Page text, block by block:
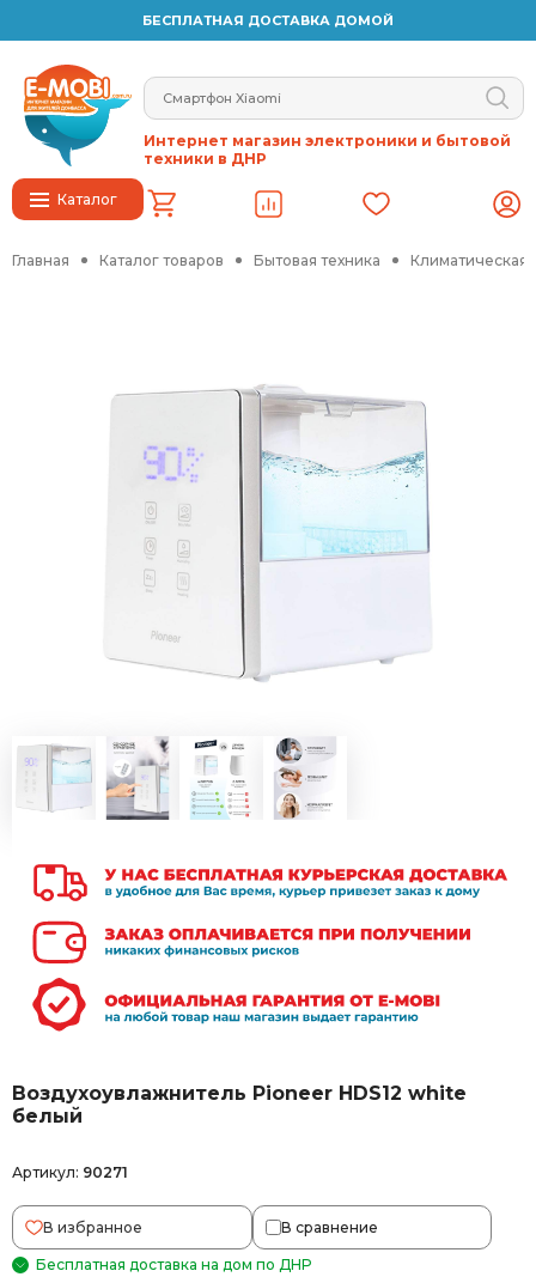
БЕСПЛАТНАЯ ДОСТАВКА ДОМОЙ
Каталог
Интернет магазин электроники и бытовой
техники в ДНР
Главная Каталог товаров Бытовая техника Климатическая
Воздухоувлажнитель Pioneer HDS12 white
белый
Артикул: 90271
В избранное В сравнение
Бесплатная доставка на дом по ДНР